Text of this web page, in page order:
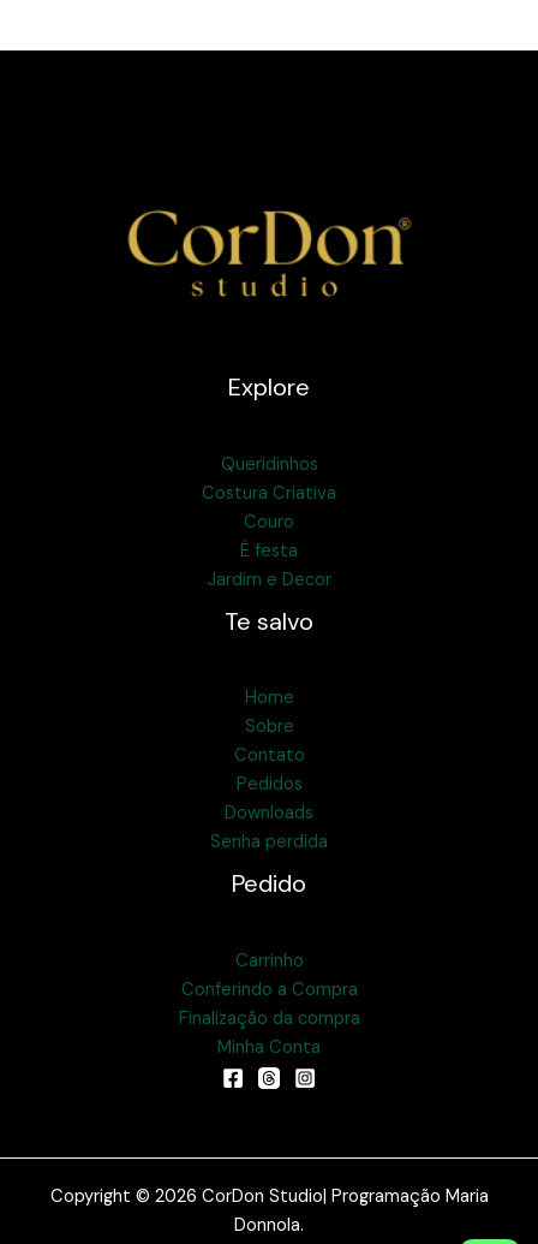
Explore
Queridinhos
Costura Criativa
Couro
É festa
Jardim e Decor
Te salvo
Home
Sobre
Contato
Pedidos
Downloads
Senha perdida
Pedido
Carrinho
Conferindo a Compra
Finalização da compra
Minha Conta
Copyright © 2026 CorDon Studio| Programação Maria
Donnola.